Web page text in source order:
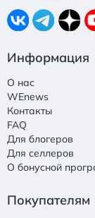
Информация
О нас
WEnews
Контакты
FAQ
Для блогеров
Для селлеров
О бонусной
Покупателям